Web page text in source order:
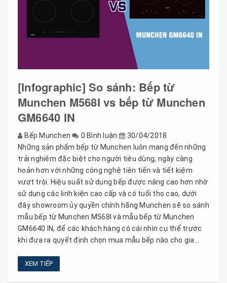
[Infographic] So sánh: Bếp từ
Munchen M568I vs bếp từ Munchen
GM6640 IN
Bếp Munchen 0 Bình luận
30/04/2018
Những sản phẩm bếp từ Munchen luôn mang đến những
trải nghiêm đặc biệt cho người tiêu dùng, ngày càng
hoản hơn với những công nghệ tiên tiến và tiết kiệm
vượt trội. Hiệu suất sử dụng bếp được nâng cao hơn nhờ
sử dụng các linh kiện cao cấp và có tuổi thọ cao, dưới
đây showroom ủy quyền chính hãng Munchen sẽ so sánh
mẫu bếp từ Munchen M568I và mẫu bếp từ Munchen
GM6640 IN, để các khách hàng có cái nhìn cụ thể trước
khi đưa ra quyết định chọn mua mẫu bếp nào cho gia...
XEM TIẾP